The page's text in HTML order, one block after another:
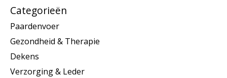
Categorieën
Paardenvoer
Gezondheid & Therapie
Dekens
Verzorging & Leder